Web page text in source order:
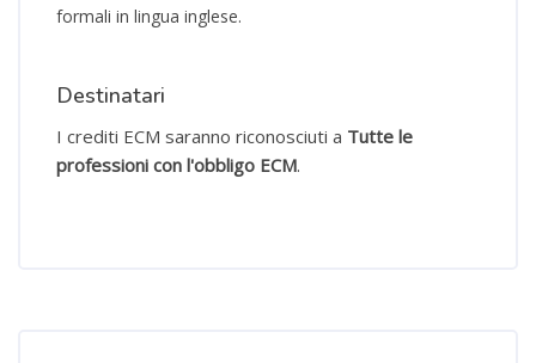
formali in lingua inglese.
Destinatari
I crediti ECM saranno riconosciuti a Tutte le
professioni con l'obbligo ECM.